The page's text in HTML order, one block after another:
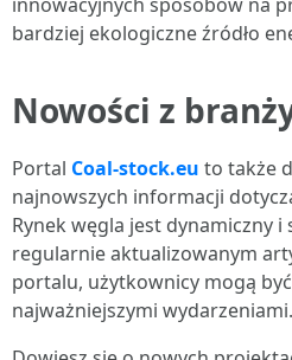
bardziej ekologiczne źródło
Nowości z
Portal Coal-stock.eu to także
najnowszych informacji
Rynek węgla jest dynamiczny
regularnie aktualizowanym
portalu, użytkownicy mogą
najważniejszymi wydarzeniami.